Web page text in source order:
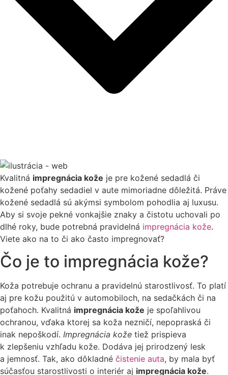
Kvalitná impregnácia kože je pre kožené sedadlá či
kožené poťahy sedadiel v aute mimoriadne dôležitá. Práve
kožené sedadlá sú akýmsi symbolom pohodlia aj luxusu.
Aby si svoje pekné vonkajšie znaky a čistotu uchovali po
dlhé roky, bude potrebná pravidelná impregnácia kože.
Viete ako na to či ako často impregnovať?
Čo je to impregnácia kože?
Koža potrebuje ochranu a pravidelnú starostlivosť. To platí
aj pre kožu použitú v automobiloch, na sedačkách či na
poťahoch. Kvalitná impregnácia kože je spoľahlivou
ochranou, vďaka ktorej sa koža nezničí, nepopraská či
inak nepoškodí. Impregnácia kože tiež prispieva
k zlepšeniu vzhľadu kože. Dodáva jej prirodzený lesk
a jemnosť. Tak, ako dôkladné čistenie auta, by mala byť
súčasťou starostlivosti o interiér aj impregnácia kože.